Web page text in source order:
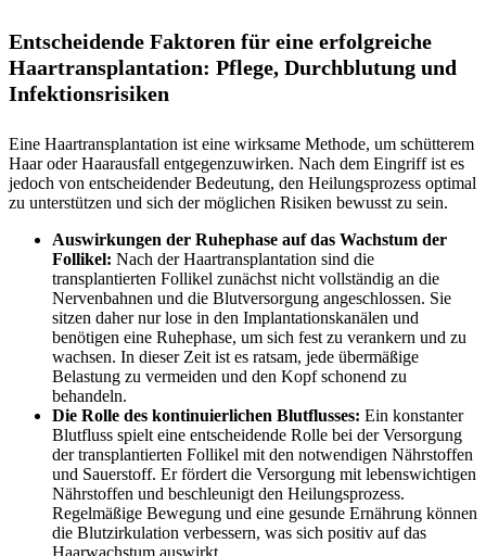
Entscheidende Faktoren für eine erfolgreiche
Haartransplantation: Pflege, Durchblutung und
Infektionsrisiken
Eine Haartransplantation ist eine wirksame Methode, um schütterem
Haar oder Haarausfall entgegenzuwirken. Nach dem Eingriff ist es
jedoch von entscheidender Bedeutung, den Heilungsprozess optimal
zu unterstützen und sich der möglichen Risiken bewusst zu sein.
Auswirkungen der Ruhephase auf das Wachstum der
Follikel: Nach der Haartransplantation sind die
transplantierten Follikel zunächst nicht vollständig an die
Nervenbahnen und die Blutversorgung angeschlossen. Sie
sitzen daher nur lose in den Implantationskanälen und
benötigen eine Ruhephase, um sich fest zu verankern und zu
wachsen. In dieser Zeit ist es ratsam, jede übermäßige
Belastung zu vermeiden und den Kopf schonend zu
behandeln.
Die Rolle des kontinuierlichen Blutflusses: Ein konstanter
Blutfluss spielt eine entscheidende Rolle bei der Versorgung
der transplantierten Follikel mit den notwendigen Nährstoffen
und Sauerstoff. Er fördert die Versorgung mit lebenswichtigen
Nährstoffen und beschleunigt den Heilungsprozess.
Regelmäßige Bewegung und eine gesunde Ernährung können
die Blutzirkulation verbessern, was sich positiv auf das